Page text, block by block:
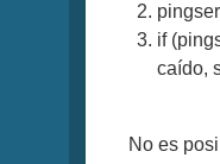
if
caído,
No es